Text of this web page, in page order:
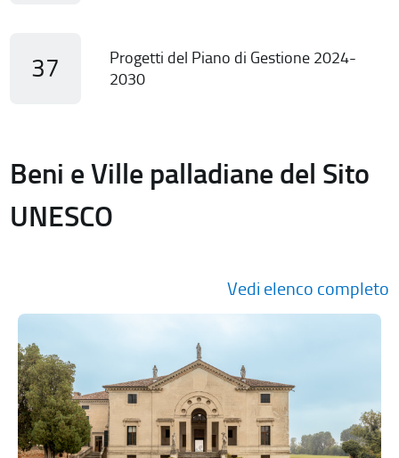
37
Progetti del Piano di Gestione 2024-
2030
Beni e Ville palladiane del Sito
UNESCO
Vedi elenco completo